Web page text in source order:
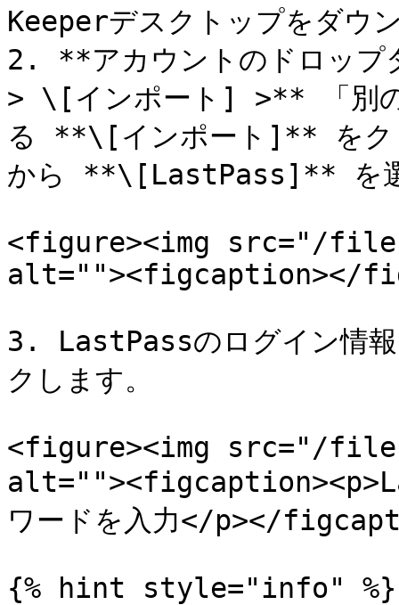
Keeperデスクトップをダウ
2. **アカウントのドロッ
> \[インポート] >** 「別の
る **\[インポート]** をク
から **\[LastPass]** を選
<figure><img src="/files/
alt=""><figcaption></
3. LastPassのログイン情
クします。
<figure><img src="/
ワードを入力</p></
{% hint style="info" %}